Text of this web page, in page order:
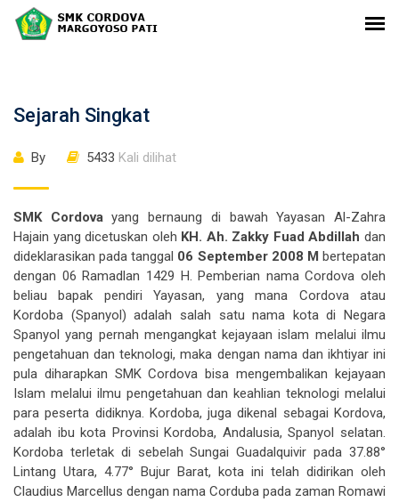
Sejarah Singkat
By 5433 Kali dilihat
SMK Cordovayang bernaung di bawah Yayasan Al-Zahra
Hajain yang dicetuskan oleh KH. Ah. Zakky Fuad Abdillah dan
dideklarasikan pada tanggal 06 September 2008 M bertepatan
dengan 06 Ramadlan 1429 H. Pemberian nama Cordova oleh
beliau bapak pendiri Yayasan, yang mana Cordova atau
Kordoba (Spanyol) adalah salah satu nama kota di Negara
Spanyol yang pernah mengangkat kejayaan islam melalui ilmu
pengetahuan dan teknologi, maka dengan nama dan ikhtiyar ini
pula diharapkan SMK Cordova bisa mengembalikan kejayaan
Islam melalui ilmu pengetahuan dan keahlian teknologi melalui
para peserta didiknya. Kordoba, juga dikenal sebagai Kordova,
adalah ibu kota Provinsi Kordoba, Andalusia, Spanyol selatan.
Kordoba terletak di sebelah Sungai Guadalquivir pada 37.88°
Lintang Utara, 4.77° Bujur Barat, kota ini telah didirikan oleh
Claudius Marcellus dengan nama Corduba pada zaman Romawi